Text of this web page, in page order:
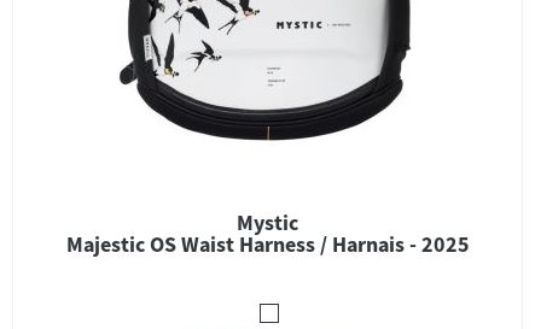
Mystic
Majestic OS Waist Harness / Harnais - 2025